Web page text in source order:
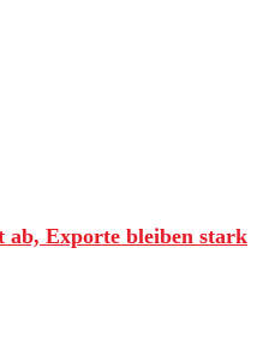
ab, Exporte bleiben stark